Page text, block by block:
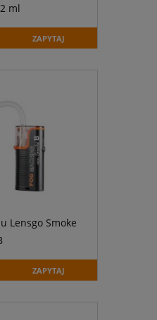
ml
ZAPYTAJ
Lensgo Smoke
ZAPYTAJ